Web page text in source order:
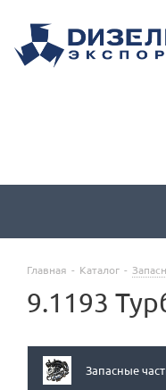
Главная - Каталог -
9.1193
Запасные